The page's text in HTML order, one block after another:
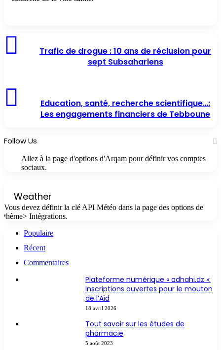
Trafic de drogue : 10 ans de réclusion pour
sept Subsahariens
Education, santé, recherche scientifique…:
Les engagements financiers de Tebboune
Follow Us
Allez à la page d'options d'Arqam pour définir vos comptes
sociaux.
Weather
Vous devez définir la clé API Météo dans la page des options de
thème> Intégrations.
Populaire
Récent
Commentaires
Plateforme numérique « adhahi.dz »:
Inscriptions ouvertes pour le mouton
de l’Aïd
18 avril 2026
Tout savoir sur les études de
pharmacie
5 août 2023